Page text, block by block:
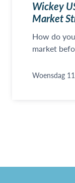
Wickey
Market
How do
market
Woensdag